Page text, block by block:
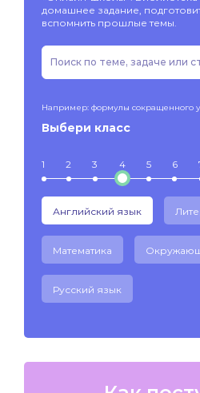
домашнее задание,
вспомнить прошлые темы.
Например: формулы сокращенного
Выбери класс
1 2 3 4 5 6
Английский язык
Математика
Русский язык